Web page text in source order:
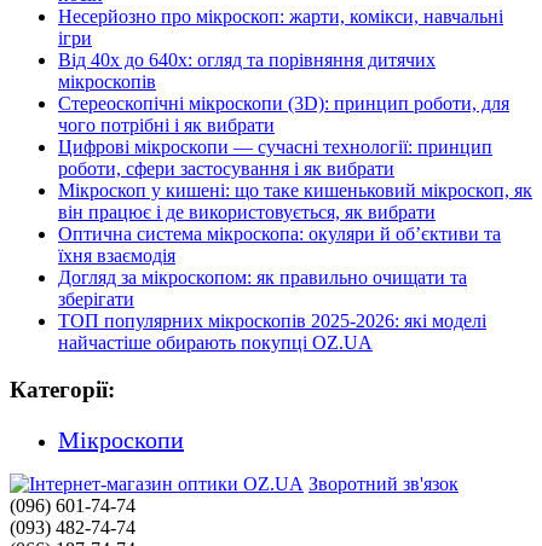
Несерйозно про мікроскоп: жарти, комікси, навчальні
ігри
Від 40x до 640x: огляд та порівняння дитячих
мікроскопів
Стереоскопічні мікроскопи (3D): принцип роботи, для
чого потрібні і як вибрати
Цифрові мікроскопи — сучасні технології: принцип
роботи, сфери застосування і як вибрати
Мікроскоп у кишені: що таке кишеньковий мікроскоп, як
він працює і де використовується, як вибрати
Оптична система мікроскопа: окуляри й об’єктиви та
їхня взаємодія
Догляд за мікроскопом: як правильно очищати та
зберігати
ТОП популярних мікроскопів 2025-2026: які моделі
найчастіше обирають покупці OZ.UA
Категорії:
Мікроскопи
Зворотний зв'язок
(096) 601-74-74
(093) 482-74-74